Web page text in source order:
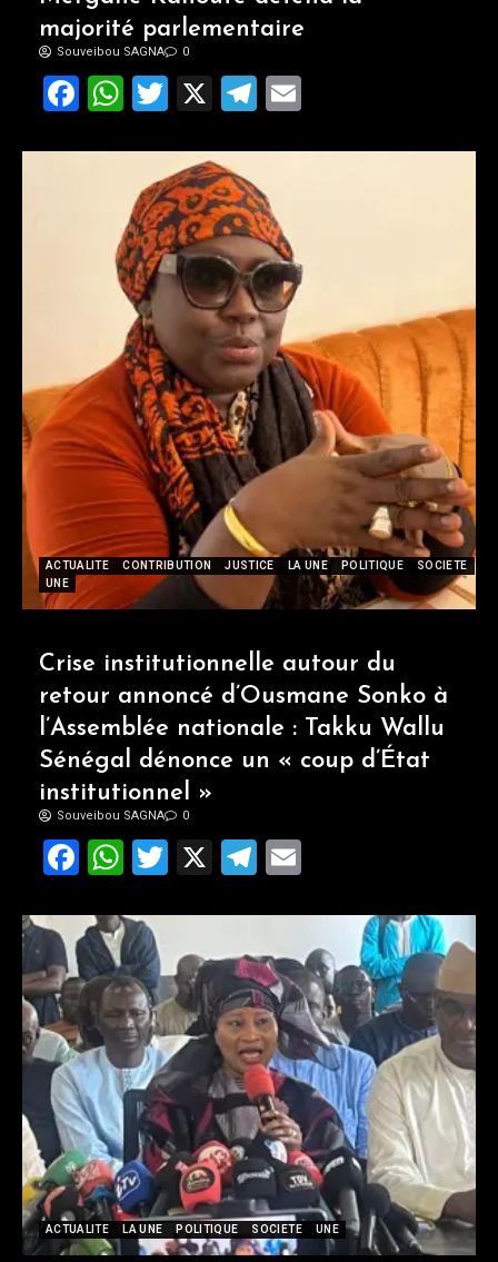
ACTUALITE CONTRIBUTION JUSTICE LA UNE POLITIQUE
SOCIETE
UNE
majorité parlementaire
Souveibou SAGNA 0
Facebook
WhatsApp
Twitter
X Telegram
ACTUALITE LA UNE POLITIQUE SOCIETE UNE
Crise institutionnelle autour du
retour annoncé d’Ousmane Sonko à
l’Assemblée nationale : Takku Wallu
Sénégal dénonce un « coup d’État
institutionnel »
Souveibou SAGNA 0
Facebook
WhatsApp
Twitter
X Telegram